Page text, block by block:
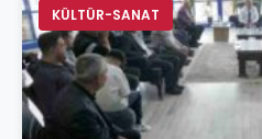
KÜLTÜR-SANAT